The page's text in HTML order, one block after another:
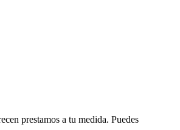
prestamos a tu medida. Puedes